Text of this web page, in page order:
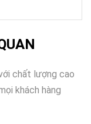
chất lượng cao
khách hàng